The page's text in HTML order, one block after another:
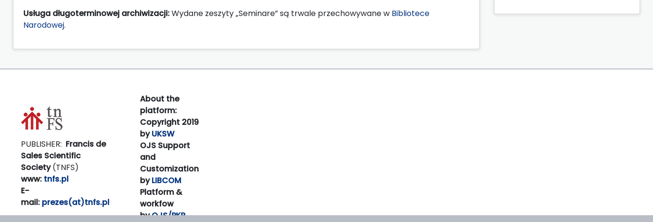
Usługa długoterminowej archiwizacji:Wydane zeszyty „Seminare” są trwale przechowywane w Bibliotece
Narodowej.
PUBLISHER: Francis de
Sales Scientific
Society(TNFS)
www: tnfs.pl
E-
mail: prezes(at)tnfs.pl
About the
platform:
Copyright 2019
byUKSW
OJS Support
and
Customization
byLIBCOM
Platform &
workfow
byOJS/PKP